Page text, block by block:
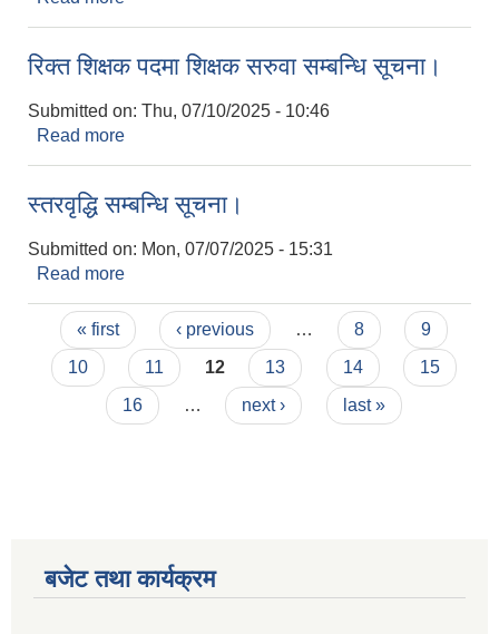
रिक्त शिक्षक पदमा शिक्षक सरुवा सम्बन्धि सूचना।
Submitted on: Thu, 07/10/2025 - 10:46
Read more
स्तरवृद्धि सम्बन्धि सूचना।
Submitted on: Mon, 07/07/2025 - 15:31
Read more
Pages
« first ‹ previous … 8
9
10
11 12 13 14
15
16
… next › last »
बजेट तथा कार्यक्रम